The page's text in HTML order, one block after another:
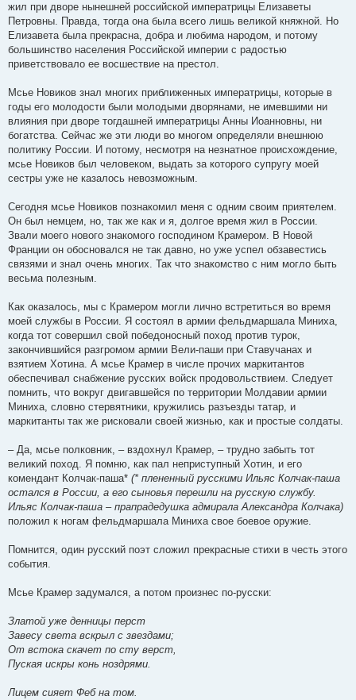
жил при дворе нынешней российской императрицы Елизаветы
Петровны. Правда, тогда она была всего лишь великой княжной. Но
Елизавета была прекрасна, добра и любима народом, и потому
большинство населения Российской империи с радостью
приветствовало ее восшествие на престол.
Мсье Новиков знал многих приближенных императрицы, которые в
годы его молодости были молодыми дворянами, не имевшими ни
влияния при дворе тогдашней императрицы Анны Иоанновны, ни
богатства. Сейчас же эти люди во многом определяли внешнюю
политику России. И потому, несмотря на незнатное происхождение,
мсье Новиков был человеком, выдать за которого супругу моей
сестры уже не казалось невозможным.
Сегодня мсье Новиков познакомил меня с одним своим приятелем.
Он был немцем, но, так же как и я, долгое время жил в России.
Звали моего нового знакомого господином Крамером. В Новой
Франции он обосновался не так давно, но уже успел обзавестись
связями и знал очень многих. Так что знакомство с ним могло быть
весьма полезным.
Как оказалось, мы с Крамером могли лично встретиться во время
моей службы в России. Я состоял в армии фельдмаршала Миниха,
когда тот совершил свой победоносный поход против турок,
закончившийся разгромом армии Вели-паши при Ставучанах и
взятием Хотина. А мсье Крамер в числе прочих маркитантов
обеспечивал снабжение русских войск продовольствием. Следует
помнить, что вокруг двигавшейся по территории Молдавии армии
Миниха, словно стервятники, кружились разъезды татар, и
маркитанты так же рисковали своей жизнью, как и простые солдаты.
– Да, мсье полковник, – вздохнул Крамер, – трудно забыть тот
великий поход. Я помню, как пал неприступный Хотин, и его
комендант Колчак-паша* (* плененный русскими Ильяс Колчак-паша
остался в России, а его сыновья перешли на русскую службу.
Ильяс Колчак-паша – прапрадедушка адмирала Александра Колчака)
положил к ногам фельдмаршала Миниха свое боевое оружие.
Помнится, один русский поэт сложил прекрасные стихи в честь этого
события.
Мсье Крамер задумался, а потом произнес по-русски:
Златой уже денницы перст
Завесу света вскрыл с звездами;
От встока скачет по сту верст,
Пуская искры конь ноздрями.
Лицем сияет Феб на том.